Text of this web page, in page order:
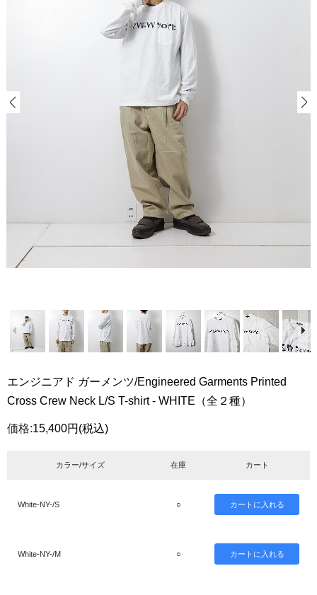
エンジニアド ガーメンツ/Engineered Garments Printed
Cross Crew Neck L/S T-shirt - WHITE（全２種）
価格:15,400円 (税込)
カラー/サイズ 在庫 カート
White-NY-/S ○
White-NY-/M ○